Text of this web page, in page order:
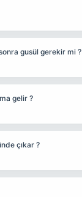
gusül gerekir mi ?
gelir ?
çıkar ?